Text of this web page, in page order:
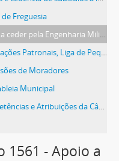
de Freguesia
Engenharia Militar às Juntas de Freguesia
Liga de Pequenos e Médios Agricultores, Sindicatos e Outros
de Moradores
Municipal
e Atribuições da Câmara
1561 - Apoio a